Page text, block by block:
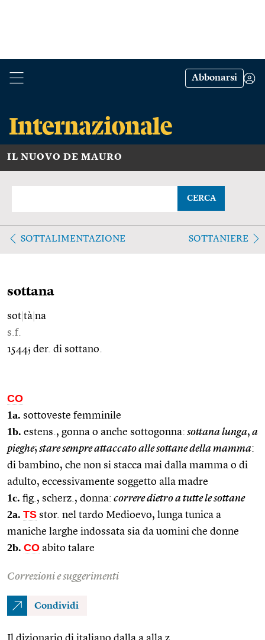
Abbonarsi
IL NUOVO DE MAURO
CERCA
SOTTALIMENTAZIONE SOTTANIERE
sottana
sot tà na
s.f.
1544; der. di sottano.
CO
1a. sottoveste femminile
1b. estens., gonna o anche sottogonna: sottana lunga, a
pieghe; stare sempre attaccato alle sottane della mamma:
di bambino, che non si stacca mai dalla mamma o di
adulto, eccessivamente soggetto alla madre
1c. fig., scherz., donna: correre dietro a tutte le sottane
2a. TS stor. nel tardo Medioevo, lunga tunica a
maniche larghe indossata sia da uomini che donne
2b. CO abito talare
Correzioni e suggerimenti
Condividi